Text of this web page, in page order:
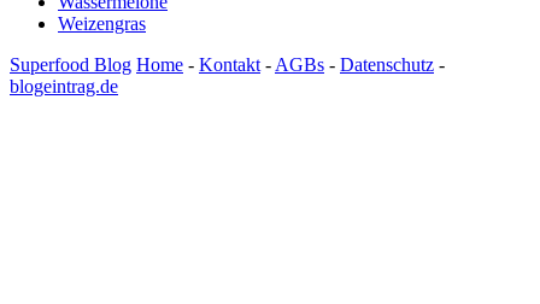
Weizengras
Superfood Blog Home - Kontakt - AGBs - Datenschutz -
blogeintrag.de